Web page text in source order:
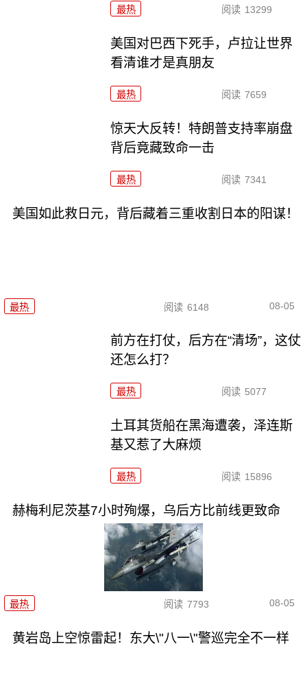
最热 阅读 13299
美国对巴西下死手，卢拉让世界
看清谁才是真朋友
最热 阅读 7659
惊天大反转！特朗普支持率崩盘
背后竟藏致命一击
最热 阅读 7341
美国如此救日元，背后藏着三重收割日本的阳谋！
最热 阅读 6148 08-05
前方在打仗，后方在“清场”，这仗
还怎么打？
最热 阅读 5077
土耳其货船在黑海遭袭，泽连斯
基又惹了大麻烦
最热 阅读 15896
赫梅利尼茨基7小时殉爆，乌后方比前线更致命
最热 阅读 7793 08-05
黄岩岛上空惊雷起！东大\"八一\"警巡完全不一样